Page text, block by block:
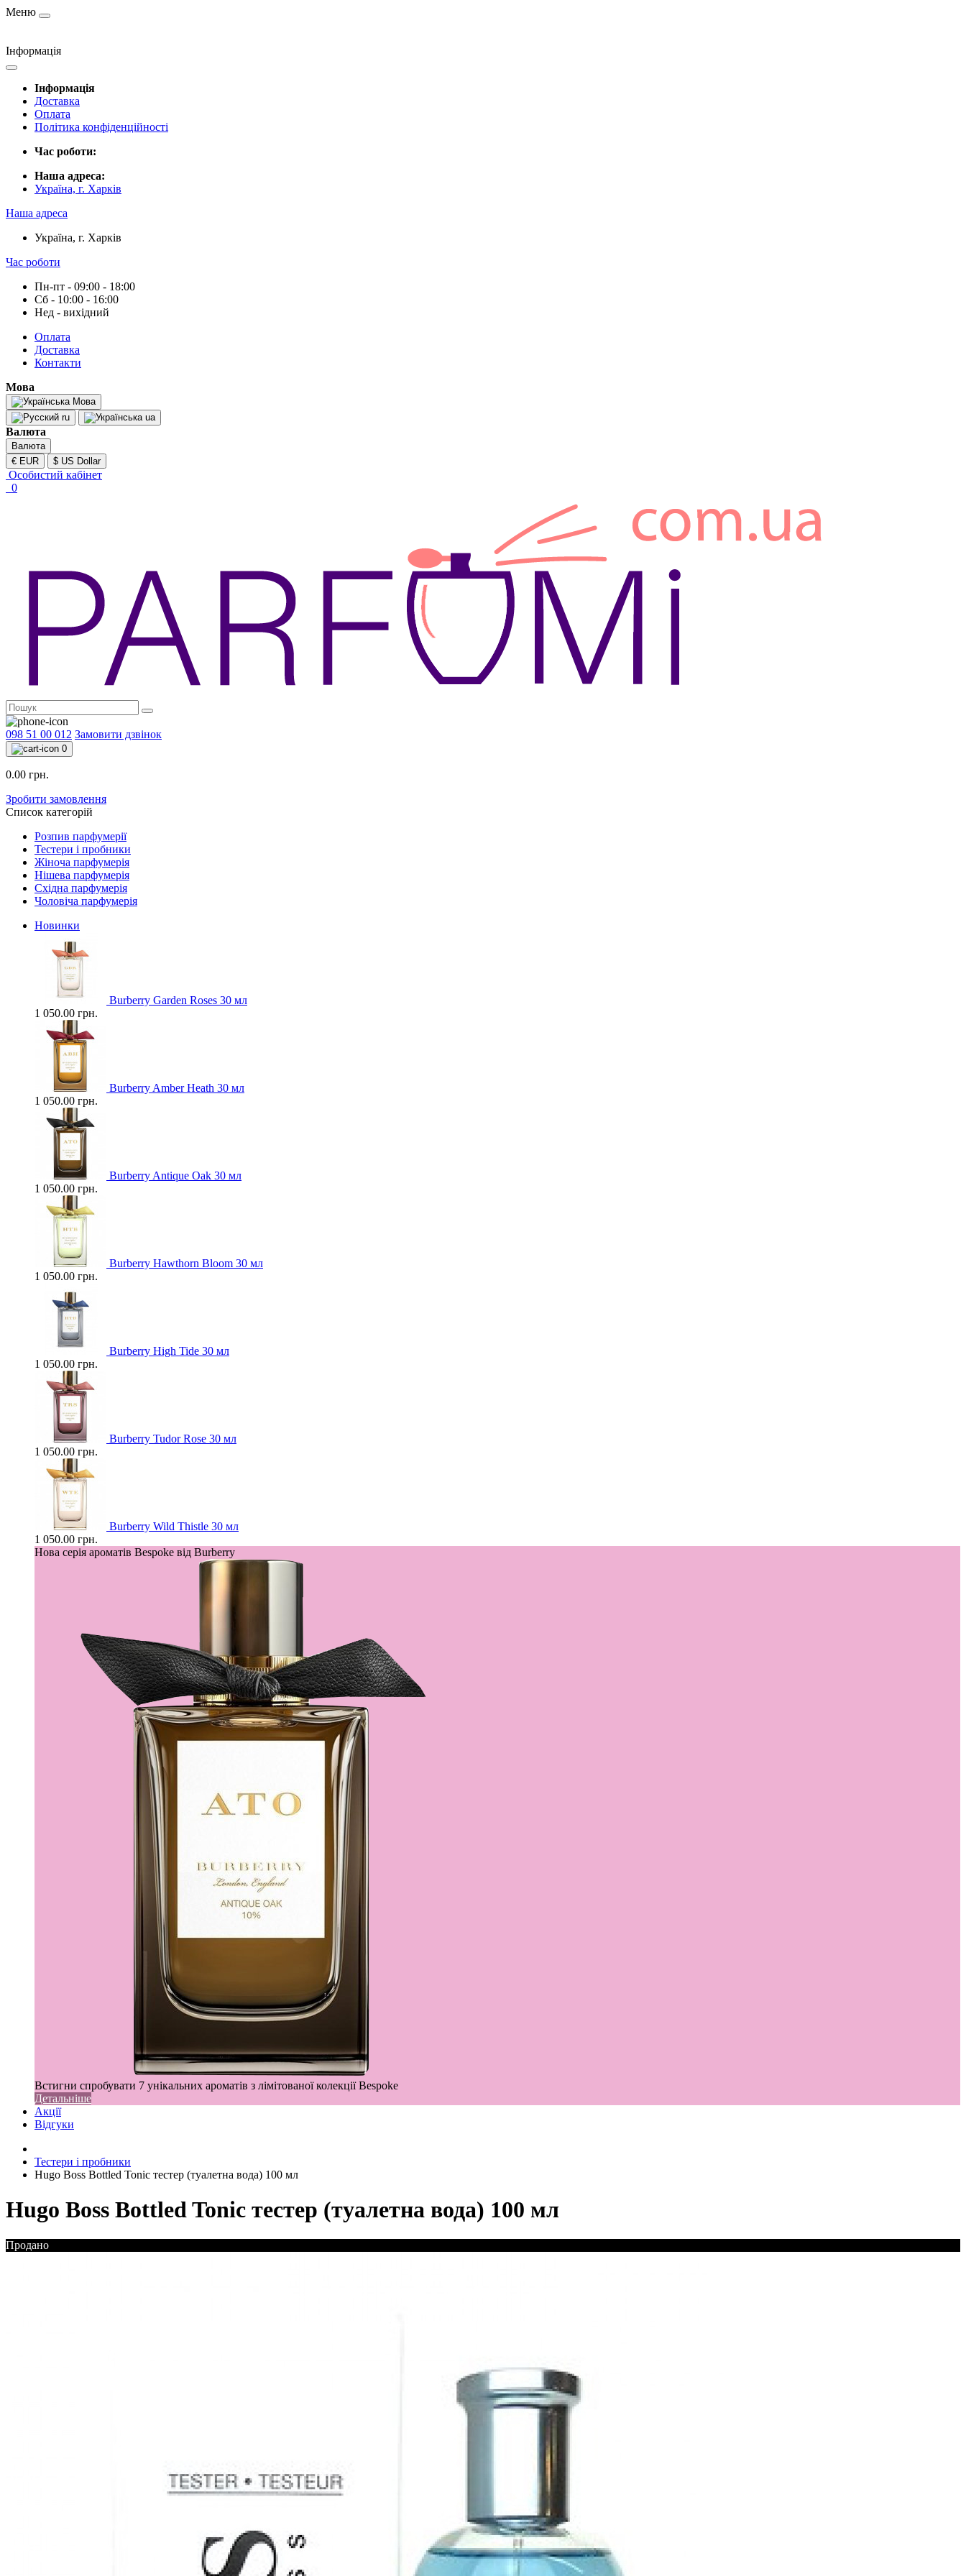
Меню
Інформація
Інформація
Доставка
Оплата
Політика конфіденційності
Час роботи:
Наша адреса:
Україна, г. Харків
Наша адреса
Україна, г. Харків
Час роботи
Пн-пт - 09:00 - 18:00
Сб - 10:00 - 16:00
Нед - вихідний
Оплата
Доставка
Контакти
Мова
Мова
ru
ua
Валюта
Валюта
€ EUR
$ US Dollar
Особистий кабінет
0
098 51 00 012 Замовити дзвінок
0
0.00 грн.
Зробити замовлення
Список категорій
Розпив парфумерії
Тестери і пробники
Жіноча парфумерія
Нішева парфумерія
Східна парфумерія
Чоловіча парфумерія
Новинки
Burberry Garden Roses 30 мл
1 050.00 грн.
Burberry Amber Heath 30 мл
1 050.00 грн.
Burberry Antique Oak 30 мл
1 050.00 грн.
Burberry Hawthorn Bloom 30 мл
1 050.00 грн.
Burberry High Tide 30 мл
1 050.00 грн.
Burberry Tudor Rose 30 мл
1 050.00 грн.
Burberry Wild Thistle 30 мл
1 050.00 грн.
Нова серія ароматів Bespoke від Burberry
Встигни спробувати 7 унікальних ароматів з лімітованої колекції Bespoke
Детальніше
Акції
Відгуки
Тестери і пробники
Hugo Boss Bottled Tonic тестер (туалетна вода) 100 мл
Hugo Boss Bottled Tonic тестер (туалетна вода) 100 мл
Продано